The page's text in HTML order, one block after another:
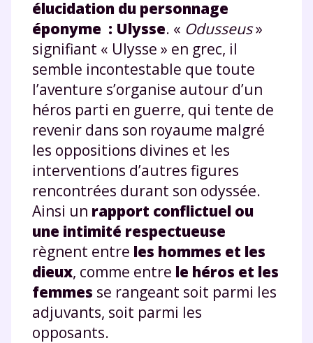
élucidation du personnage
éponyme : Ulysse. « Odusseus»
signifiant « Ulysse » en grec, il
semble incontestable que toute
l’aventure s’organise autour d’un
héros parti en guerre, qui tente de
revenir dans son royaume malgré
les oppositions divines et les
interventions d’autres figures
rencontrées durant son odyssée.
Ainsi un rapport conflictuel ou
une intimité respectueuse
règnent entre les hommes et les
dieux, comme entre le héros et les
femmes se rangeant soit parmi les
adjuvants, soit parmi les
opposants.